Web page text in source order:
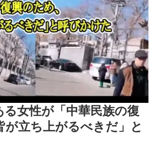
女性が「中華民族の復
が立ち上がるべきだ」と